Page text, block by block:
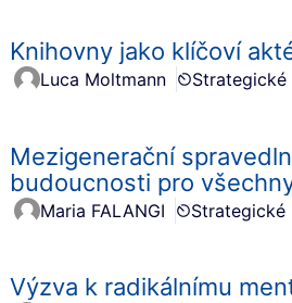
Knihovny jako klíčoví
Luca Moltmann Strategické
Mezigenerační
budoucnosti pro
Maria FALANGI Strategické
Výzva k radikálnímu